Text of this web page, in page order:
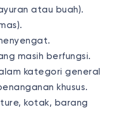
atau buah).
masih berfungsi.
kategori general
khusus.
kotak, barang